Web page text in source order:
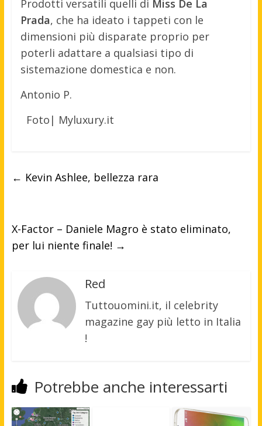
Prodotti versatili quelli di Miss De La
Prada, che ha ideato i tappeti con le
dimensioni più disparate proprio per
poterli adattare a qualsiasi tipo di
sistemazione domestica e non.
Antonio P.
Foto| Myluxury.it
← Kevin Ashlee, bellezza rara
X-Factor – Daniele Magro è stato eliminato,
per lui niente finale! →
Red
Tuttouomini.it, il celebrity
magazine gay più letto in Italia
!
Potrebbe anche interessarti